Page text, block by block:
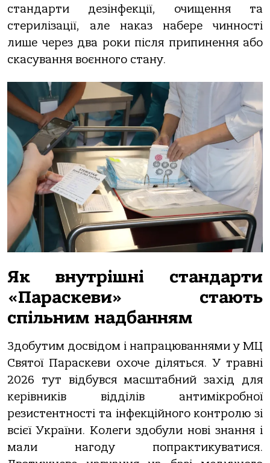
стандарти дезінфекції, очищення та
стерилізації, але наказ набере чинності
лише через два роки після припинення або
скасування воєнного стану.
Як внутрішні стандарти
«Параскеви» стають
спільним надбанням
Здобутим досвідом і напрацюваннями у МЦ
Святої Параскеви охоче діляться. У травні
2026 тут відбувся масштабний захід для
керівників відділів антимікробної
резистентності та інфекційного контролю зі
всієї України. Колеги здобули нові знання і
мали нагоду попрактикуватися.